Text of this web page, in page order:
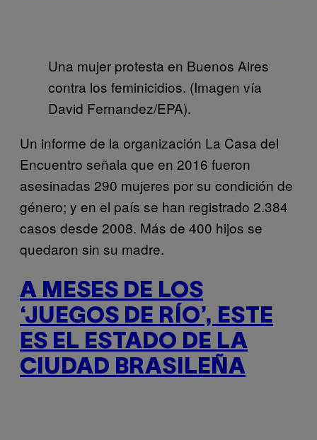
Una mujer protesta en Buenos Aires
contra los feminicidios. (Imagen vía
David Fernandez/EPA).
Un informe de la organización La Casa del
Encuentro señala que en 2016 fueron
asesinadas 290 mujeres por su condición de
género; y en el país se han registrado 2.384
casos desde 2008. Más de 400 hijos se
quedaron sin su madre.
A MESES DE LOS
‘JUEGOS DE RÍO’, ESTE
ES EL ESTADO DE LA
CIUDAD BRASILEÑA